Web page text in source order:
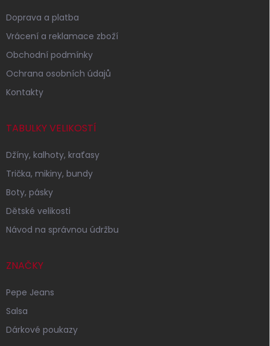
Doprava a platba
Vrácení a reklamace zboží
Obchodní podmínky
Ochrana osobních údajů
Kontakty
TABULKY VELIKOSTÍ
Džíny, kalhoty, kraťasy
Trička, mikiny, bundy
Boty, pásky
Dětské velikosti
Návod na správnou údržbu
ZNAČKY
Pepe Jeans
Salsa
Dárkové poukazy